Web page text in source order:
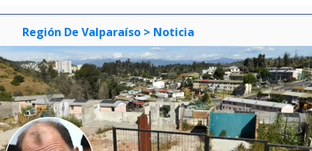
Región De Valparaíso > Noticia